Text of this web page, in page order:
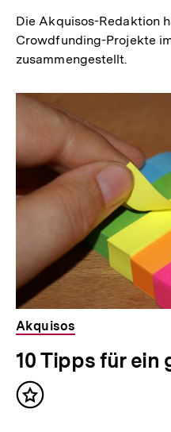
Die Akquisos-Redaktion
Crowdfunding-Projekte
zusammengestellt.
Akquisos
10 Tipps für ein
Inhalt